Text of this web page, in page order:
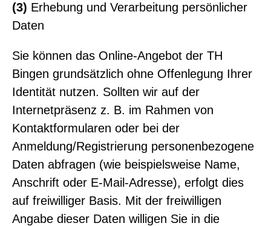
(3) Erhebung und Verarbeitung persönlicher
Daten
Sie können das Online-Angebot der TH
Bingen grundsätzlich ohne Offenlegung Ihrer
Identität nutzen. Sollten wir auf der
Internetpräsenz z. B. im Rahmen von
Kontaktformularen oder bei der
Anmeldung/Registrierung personenbezogene
Daten abfragen (wie beispielsweise Name,
Anschrift oder E-Mail-Adresse), erfolgt dies
auf freiwilliger Basis. Mit der freiwilligen
Angabe dieser Daten willigen Sie in die